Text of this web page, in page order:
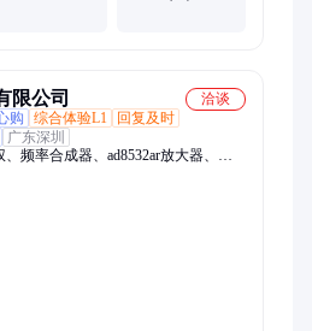
限公司
洽谈
购 综合体验L1
回复及时
广东深圳
频率合成器、ad8532ar放大器、
大器、ad818arz放大器、ad8031arz放
放大器、ad8001arz放大器、
放大器、ad8099ardz放大器、
通用运放、op42gsz精密运放、
放大器、op07csz精密运放、
放大器、op490gsz通用运放、
通用运放